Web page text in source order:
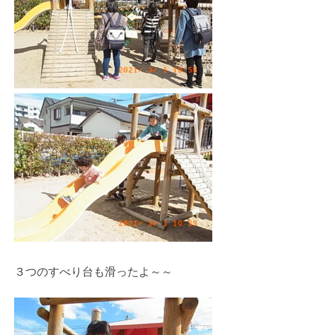
３つのすべり台も滑ったよ～～